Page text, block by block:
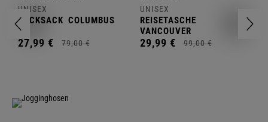
UNISEX
RUCKSACK COLUMBUS
27,99 € 79,00 €
UNISEX
REISETASCHE
VANCOUVER
29,99 € 99,00 €